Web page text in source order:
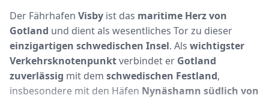
Der Fährhafen Visby ist das maritime Herz von
Gotland und dient als wesentliches Tor zu dieser
einzigartigen schwedischen Insel. Als wichtigster
Verkehrsknotenpunktverbindet er Gotland
zuverlässig mit dem schwedischen Festland,
insbesondere mit den Häfen Nynäshamn südlich von